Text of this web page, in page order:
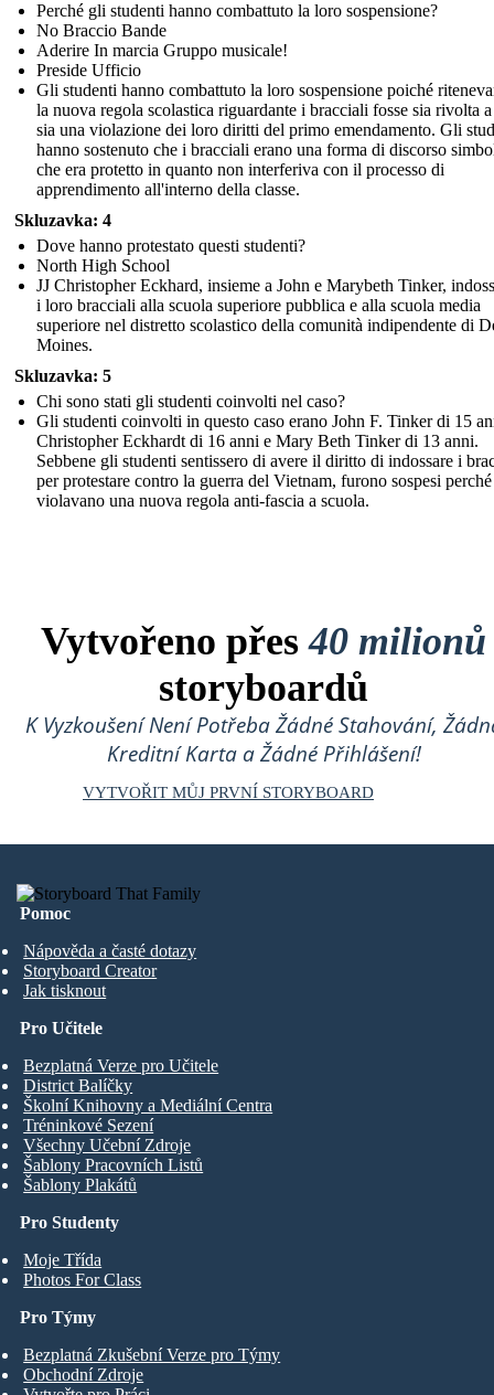
Perché gli studenti hanno combattuto la loro sospensione?
No Braccio Bande
Aderire In marcia Gruppo musicale!
Preside Ufficio
Gli studenti hanno combattuto la loro sospensione poiché
la nuova regola scolastica riguardante i bracciali fosse sia rivolta
sia una violazione dei loro diritti del primo emendamento. Gli
hanno sostenuto che i bracciali erano una forma di discorso
che era protetto in quanto non interferiva con il processo di
apprendimento all'interno della classe.
Skluzavka: 4
Dove hanno protestato questi studenti?
North High School
JJ Christopher Eckhard, insieme a John e Marybeth Tinker,
i loro bracciali alla scuola superiore pubblica e alla scuola media
superiore nel distretto scolastico della comunità indipendente di
Moines.
Skluzavka: 5
Chi sono stati gli studenti coinvolti nel caso?
Gli studenti coinvolti in questo caso erano John F. Tinker di 15
Christopher Eckhardt di 16 anni e Mary Beth Tinker di 13 anni.
Sebbene gli studenti sentissero di avere il diritto di indossare i
per protestare contro la guerra del Vietnam, furono sospesi perché
violavano una nuova regola anti-fascia a scuola.
Vytvořeno přes40 milionů
storyboardů
K Vyzkoušení Není Potřeba Žádné Stahování,
Kreditní Karta a Žádné Přihlášení!
VYTVOŘIT MŮJ PRVNÍ STORYBOARD
Pomoc
Nápověda a časté dotazy
Storyboard Creator
Jak tisknout
Pro Studenty
Moje Třída
Photos For Class
Pro Učitele
Bezplatná Verze pro Učitele
District Balíčky
Školní Knihovny a Mediální Centra
Tréninkové Sezení
Všechny Učební Zdroje
Šablony Pracovních Listů
Šablony Plakátů
Pro Týmy
Bezplatná Zkušební Verze pro Týmy
Obchodní Zdroje